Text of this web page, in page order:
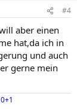
#4
aber einen
hat,da ich in
und auch
gerne mein